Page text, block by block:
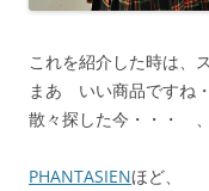
これを紹介した時は、
まあ いい商品ですね
散々探した今・・・ 、
PHANTASIENほど、